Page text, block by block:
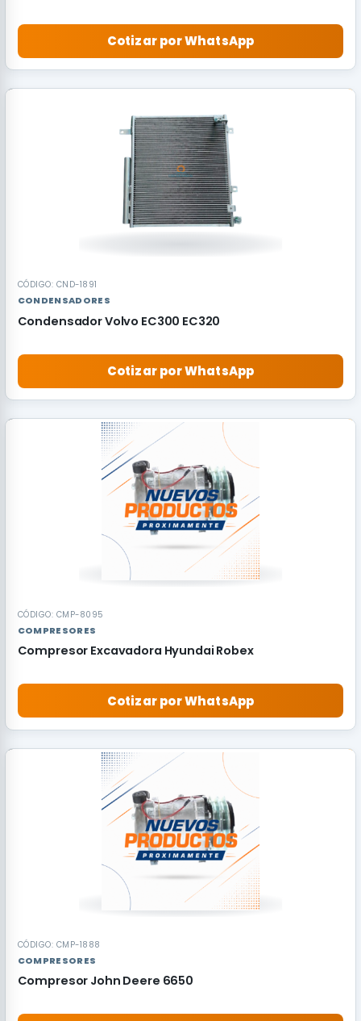
Cotizar por WhatsApp
CÓDIGO: CND-1891
CONDENSADORES
Condensador Volvo EC300 EC320
Cotizar por WhatsApp
CÓDIGO: CMP-8095
COMPRESORES
Compresor Excavadora Hyundai Robex
Cotizar por WhatsApp
CÓDIGO: CMP-1888
COMPRESORES
Compresor John Deere 6650